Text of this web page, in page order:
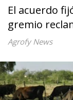
El acuerdo
gremio
Agrofy News